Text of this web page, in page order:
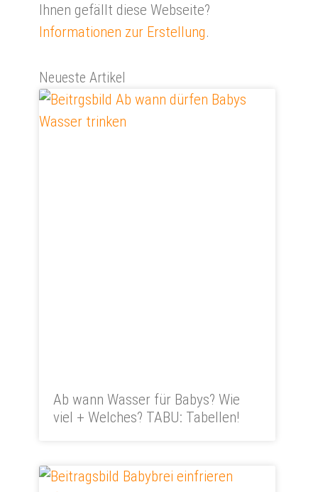
Ihnen gefällt diese Webseite?
Informationen zur Erstellung.
Neueste Artikel
Ab wann Wasser für Babys? Wie
viel + Welches? TABU: Tabellen!